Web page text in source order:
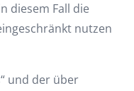
diesem Fall die
nutzen
und der über